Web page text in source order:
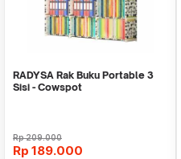
RADYSA Rak Buku Portable 3
Sisi - Cowspot
Rp209.000
Rp 189.000